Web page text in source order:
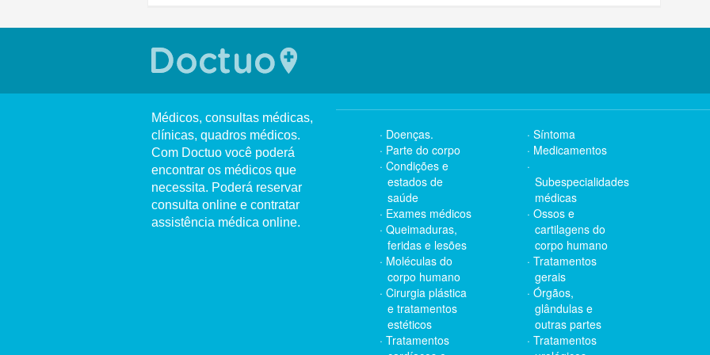
Médicos, consultas médicas,
clínicas, quadros médicos.
Com Doctuo você poderá
encontrar os médicos que
necessita. Poderá reservar
consulta online e contratar
assistência médica online.
Doenças.
Parte do corpo
Condições e
estados de
saúde
Exames médicos
Queimaduras,
feridas e lesões
Moléculas do
corpo humano
Cirurgia plástica
e tratamentos
estéticos
Tratamentos
Síntoma
Medicamentos
Subespecialidades
médicas
Ossos e
cartilagens do
corpo humano
Tratamentos
gerais
Órgãos,
glândulas e
outras partes
Tratamentos